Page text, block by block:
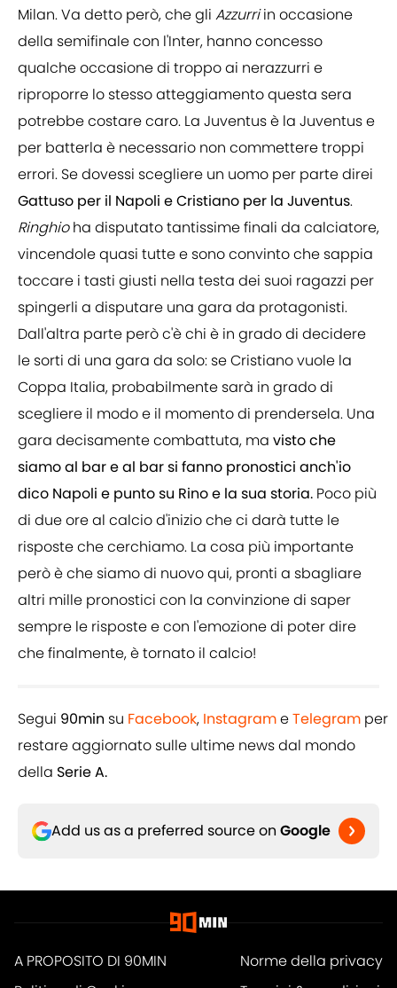
Milan. Va detto però, che gli Azzurriin occasione
della semifinale con l'Inter, hanno concesso
qualche occasione di troppo ai nerazzurri e
riproporre lo stesso atteggiamento questa sera
potrebbe costare caro. La Juventus è la Juventus e
per batterla è necessario non commettere troppi
errori. Se dovessi scegliere un uomo per parte direi
Gattuso per il Napoli e Cristiano per la Juventus.
Ringhioha disputato tantissime finali da calciatore,
vincendole quasi tutte e sono convinto che sappia
toccare i tasti giusti nella testa dei suoi ragazzi per
spingerli a disputare una gara da protagonisti.
Dall'altra parte però c'è chi è in grado di decidere
le sorti di una gara da solo: se Cristiano vuole la
Coppa Italia, probabilmente sarà in grado di
scegliere il modo e il momento di prendersela. Una
gara decisamente combattuta, ma visto che
siamo al bar e al bar si fanno pronostici anch'io
dico Napoli e punto su Rino e la sua storia. Poco più
di due ore al calcio d'inizio che ci darà tutte le
risposte che cerchiamo. La cosa più importante
però è che siamo di nuovo qui, pronti a sbagliare
altri mille pronostici con la convinzione di saper
sempre le risposte e con l'emozione di poter dire
che finalmente, è tornato il calcio!
Segui 90min su Facebook, InstagrameTelegram per
restare aggiornato sulle ultime news dal mondo
della Serie A.
Add us as a preferred source on Google
A PROPOSITO DI 90MIN
Norme della privacy